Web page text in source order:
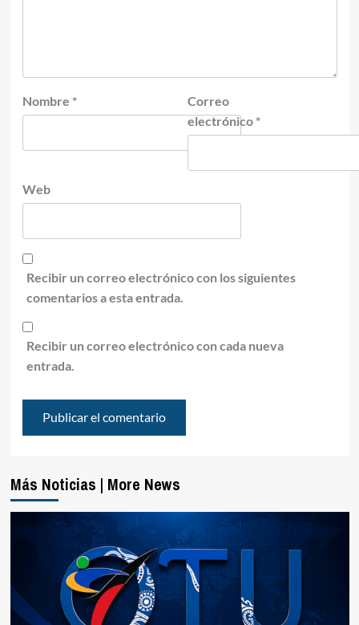
Nombre *
Correo
electrónico *
Web
Recibir un correo electrónico con los siguientes
comentarios a esta entrada.
Recibir un correo electrónico con cada nueva
entrada.
Más Noticias | More News